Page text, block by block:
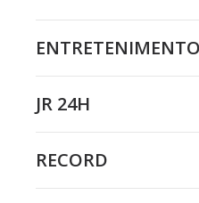
ENTRETENIMENTO
JR 24H
RECORD